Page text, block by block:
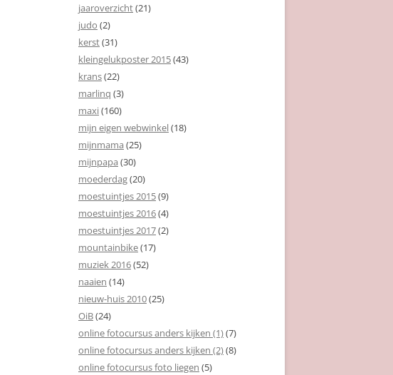
jaaroverzicht(21)
judo (2)
kerst(31)
kleingelukposter 2015(43)
krans(22)
marlinq (3)
maxi(160)
mijn eigen webwinkel(18)
mijnmama (25)
mijnpapa (30)
moederdag(20)
moestuintjes 2015(9)
moestuintjes 2016(4)
moestuintjes 2017(2)
mountainbike(17)
muziek 2016(52)
naaien (14)
nieuw-huis 2010(25)
OiB(24)
online fotocursus anders kijken (1)(7)
online fotocursus anders kijken (2)(8)
online fotocursus foto liegen (5)